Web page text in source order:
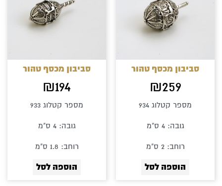
סביבון מכסף טהור
₪259
מספר קטלוג 934
גובה: 4 ס"מ
רוחב: 2 ס"מ
הוספה לסל
סביבון מכסף טהור
₪194
מספר קטלוג 933
גובה: 4 ס"מ
רוחב: 1.8 ס"מ
הוספה לסל